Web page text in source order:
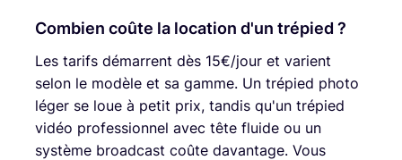
Combien coûte la location d'un trépied ?
Les tarifs démarrent dès 15€/jour et varient
selon le modèle et sa gamme. Un trépied photo
léger se loue à petit prix, tandis qu'un trépied
vidéo professionnel avec tête fluide ou un
système broadcast coûte davantage. Vous